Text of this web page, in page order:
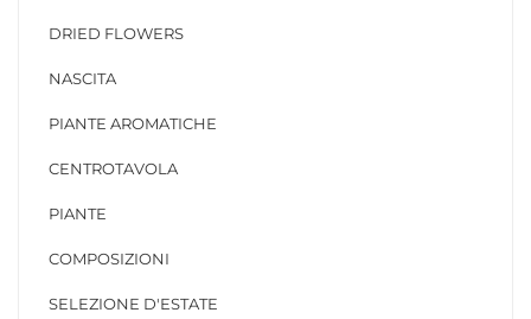
DRIED FLOWERS
NASCITA
PIANTE AROMATICHE
CENTROTAVOLA
PIANTE
COMPOSIZIONI
SELEZIONE D'ESTATE